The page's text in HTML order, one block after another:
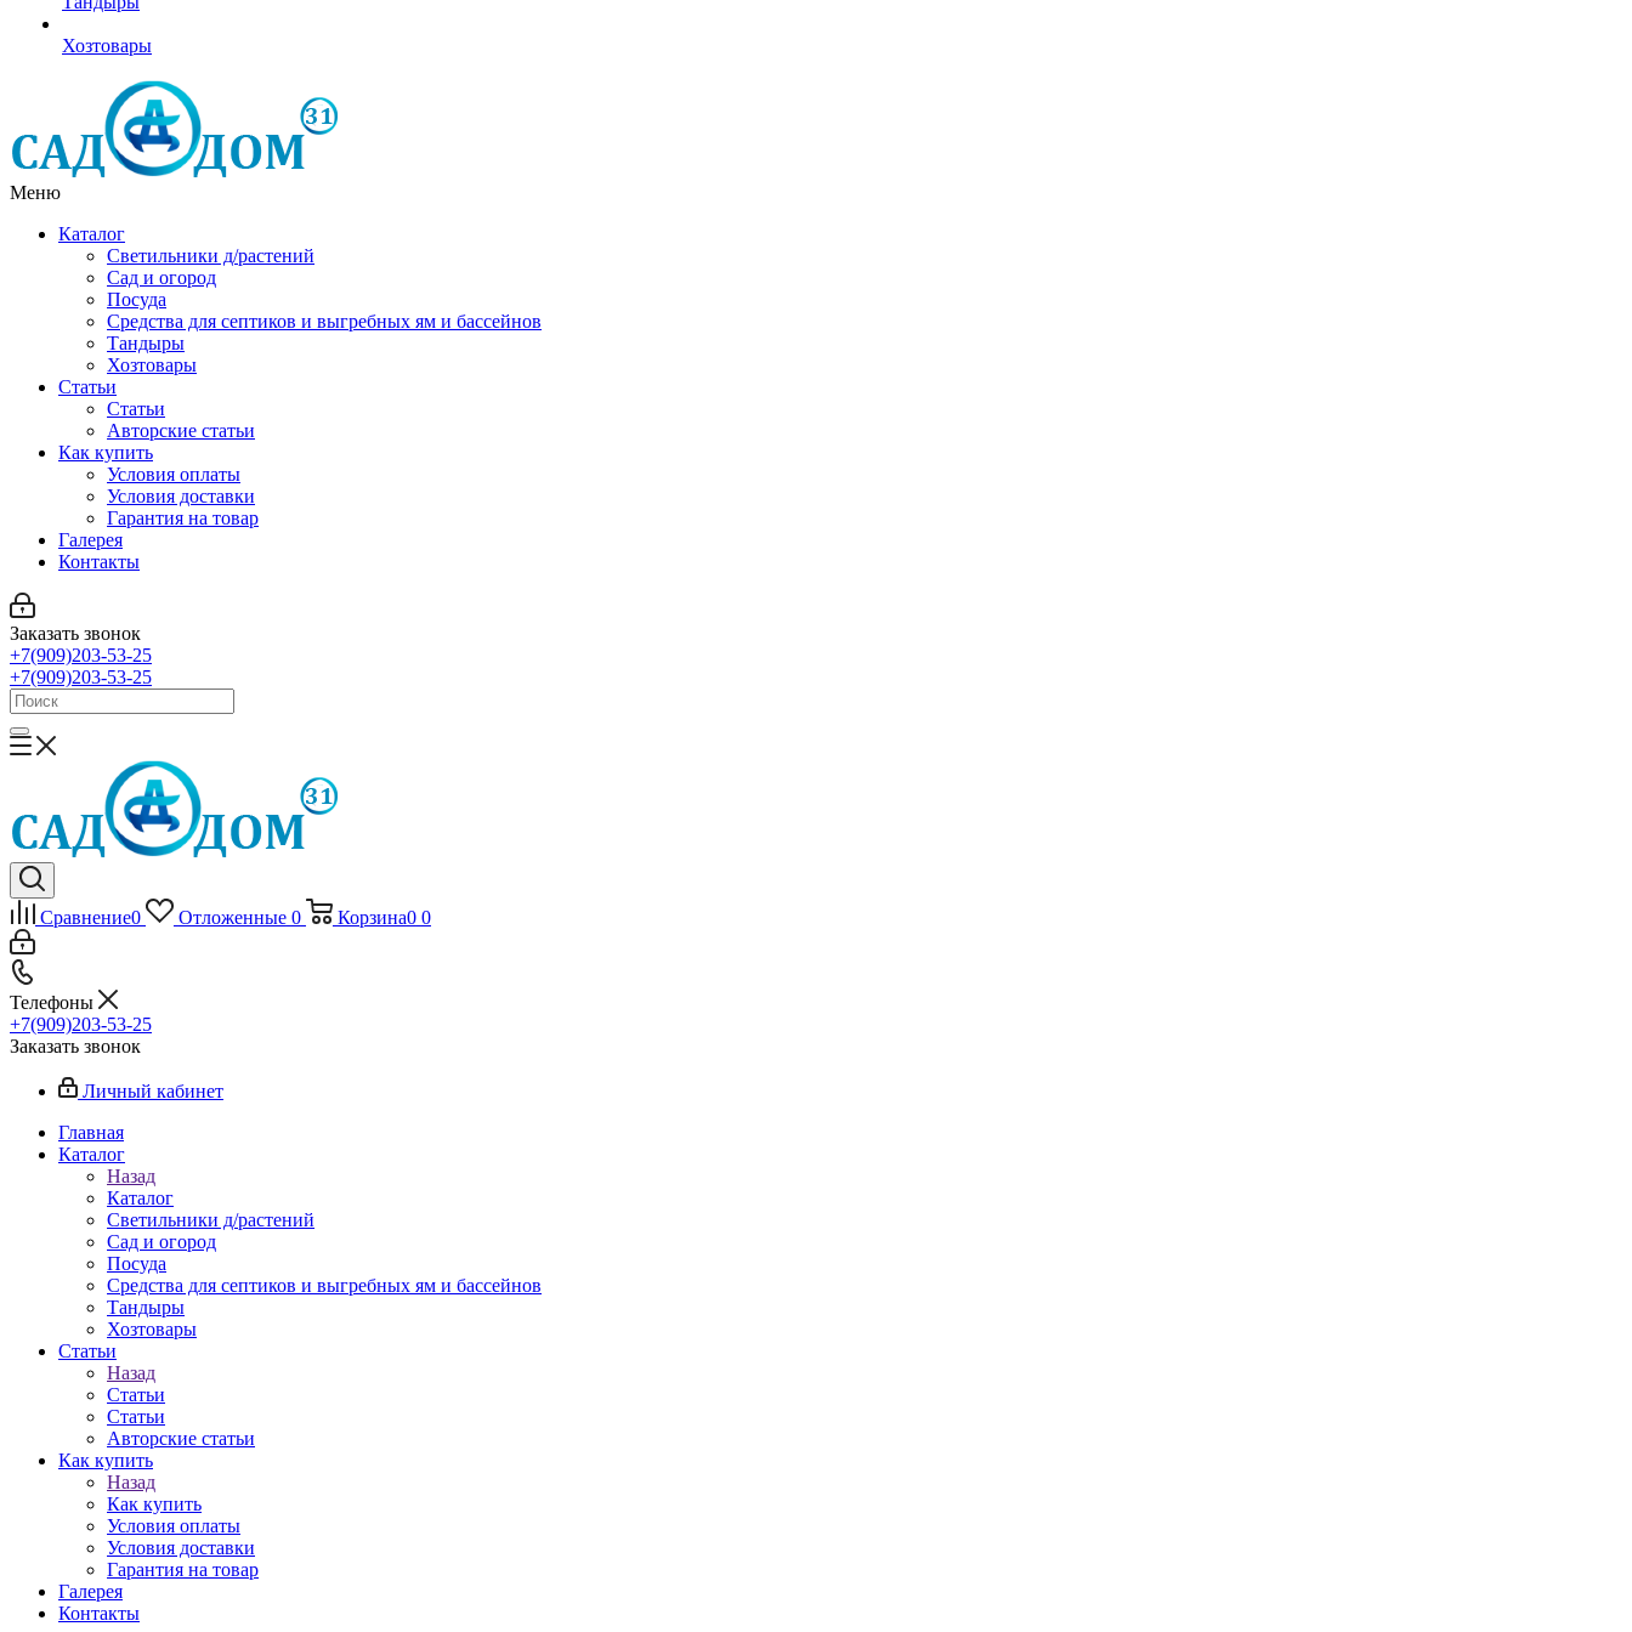
Хозтовары
Меню
Каталог
Светильники д/растений
Сад и огород
Посуда
Средства для септиков и выгребных ям и бассейнов
Тандыры
Хозтовары
Статьи
Статьи
Авторские статьи
Как купить
Условия оплаты
Условия доставки
Гарантия на товар
Галерея
Контакты
Заказать звонок
+7(909)203-53-25
+7(909)203-53-25
Сравнение0 Отложенные 0 Корзина0 0
Телефоны
+7(909)203-53-25
Заказать звонок
Личный кабинет
Главная
Каталог
Назад
Каталог
Светильники д/растений
Сад и огород
Посуда
Средства для септиков и выгребных ям и бассейнов
Тандыры
Хозтовары
Статьи
Назад
Статьи
Статьи
Авторские статьи
Как купить
Назад
Как купить
Условия оплаты
Условия доставки
Гарантия на товар
Галерея
Контакты